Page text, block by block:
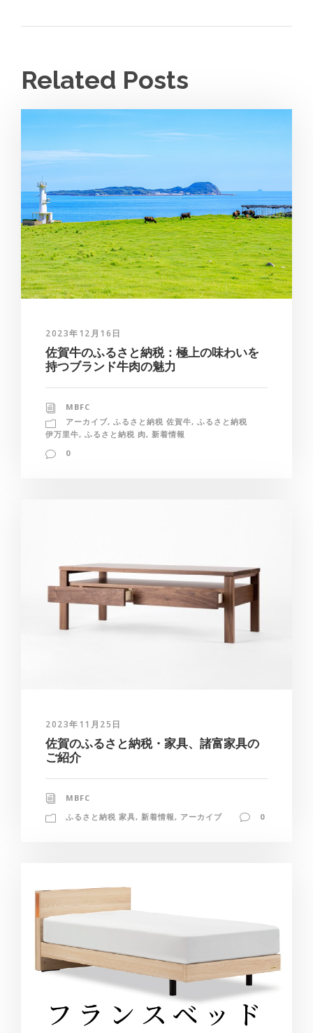
Related Posts
2023年12月16日
佐賀牛のふるさと納税：極上の味わいを
持つブランド牛肉の魅力
MBFC
アーカイブ, ふるさと納税 佐賀牛, ふるさと納税
伊万里牛, ふるさと納税 肉, 新着情報
0
2023年11月25日
佐賀のふるさと納税・家具、諸富家具の
ご紹介
MBFC
ふるさと納税 家具, 新着情報 , アーカイブ 0